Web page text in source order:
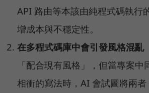
API 路由等本該由純程式碼執行
增成本與不穩定性。
在多程式碼庫中會引發風格混亂
「配合現有風格」，但當專案
相衝的寫法時，AI 會試圖將兩者